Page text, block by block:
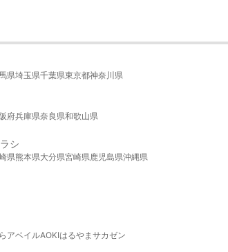
県埼玉県千葉県東京都神奈川県
府兵庫県奈良県和歌山県
シ
県熊本県大分県宮崎県鹿児島県沖縄県
アベイルAOKIはるやま サカゼン